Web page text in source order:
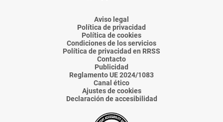
AlmeríaAlmeríaAlmería
Almería
Aviso legal
Política de privacidad
Política de cookies
Condiciones de los servicios
Política de privacidad en RRSS
Contacto
Publicidad
Reglamento UE 2024/1083
Canal ético
Ajustes de cookies
Declaración de accesibilidad